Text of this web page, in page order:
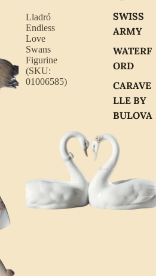
SWISS
ARMY
WATERF
ORD
CARAVE
LLE BY
BULOVA
Lladró
Endless
Love
Swans
Figurine
(SKU:
01006585)